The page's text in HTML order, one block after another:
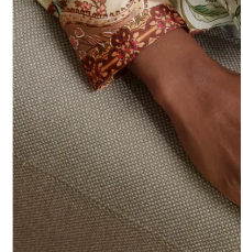
FAQ™护肤
All FAQ™
FAQ™产品
All anti-
FAQ™护肤
All FAQ™
FAQ™产品
All LED
FAQ™产品
All hair
FAQ™
All FAQ™
FAQ™
All toning
脱毛
PEACH™
Professional
PEACH™ 2
IPL hair
BEAR™ 2
Microcurrent
LUNA™ 4
Massaging
痘肌护理
Recurring
BEAR™ 2
Microcurrent
法国
法属波利尼西亚
德国
直布罗陀
希腊